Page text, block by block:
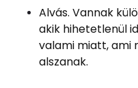
Alvás. Vannak
akik hihetetlenül
valami miatt, ami
alszanak.